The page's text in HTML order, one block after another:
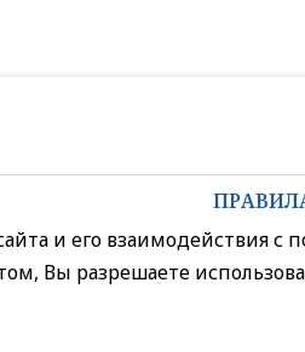
Политика
Правила
и его взаимодействия с
Вы разрешаете